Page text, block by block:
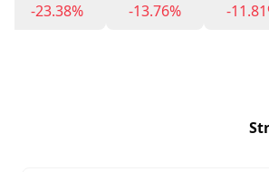
-
-13.76%
-23.38%